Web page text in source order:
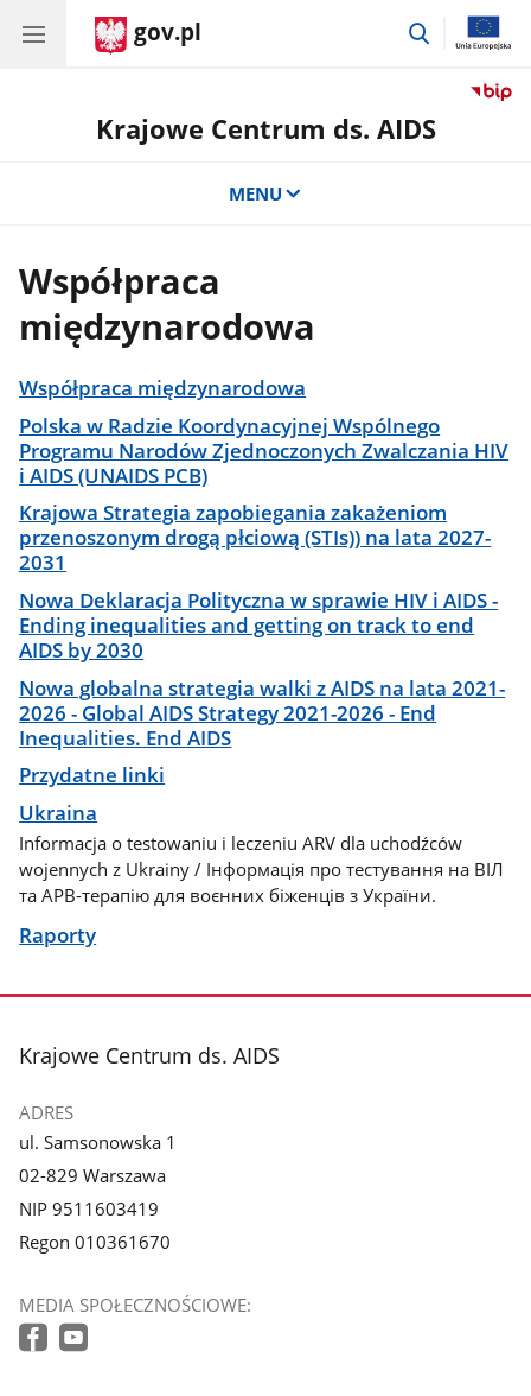
gov.pl
przejdź
Krajowe Centrum ds. AIDS
MENU
Współpraca
międzynarodowa
Współpraca międzynarodowa
Polska w Radzie Koordynacyjnej Wspólnego
Programu Narodów Zjednoczonych Zwalczania HIV
i AIDS (UNAIDS PCB)
Krajowa Strategia zapobiegania zakażeniom
przenoszonym drogą płciową (STIs)) na lata 2027-
2031
Nowa Deklaracja Polityczna w sprawie HIV i AIDS -
Ending inequalities and getting on track to end
AIDS by 2030
Nowa globalna strategia walki z AIDS na lata 2021-
2026 - Global AIDS Strategy 2021-2026 - End
Inequalities. End AIDS
Przydatne linki
Ukraina
Informacja o testowaniu i leczeniu ARV dla uchodźców
wojennych z Ukrainy / Інформація про тестування на ВІЛ
та АРВ-терапію для воєнних біженців з України.
Raporty
stopka
Krajowe Centrum ds. AIDS
ADRES
ul. Samsonowska 1
02-829 Warszawa
NIP 9511603419
Regon 010361670
MEDIA SPOŁECZNOŚCIOWE: